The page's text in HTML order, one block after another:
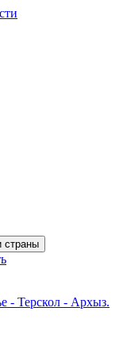
страны
- Терскол - Архыз.